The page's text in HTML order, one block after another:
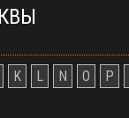
K L N O P